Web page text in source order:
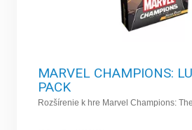
MARVEL CHAMPIONS:
PACK
Rozšírenie k hre Marvel Champions: